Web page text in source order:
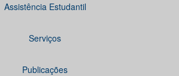
Assistência Estudantil
Serviços
Publicações